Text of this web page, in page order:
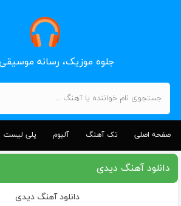
جلوه موزیک، رسانه
صفحه اصلی تک آهنگ آلبوم پلی لیست
دانلود آهنگ دیدی
دانلود آهنگ دیدی